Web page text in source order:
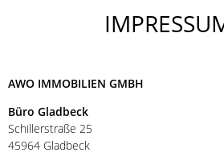
AWO IMMOBILIEN GMBH
Büro Gladbeck
Schillerstraße 25
45964 Gladbeck